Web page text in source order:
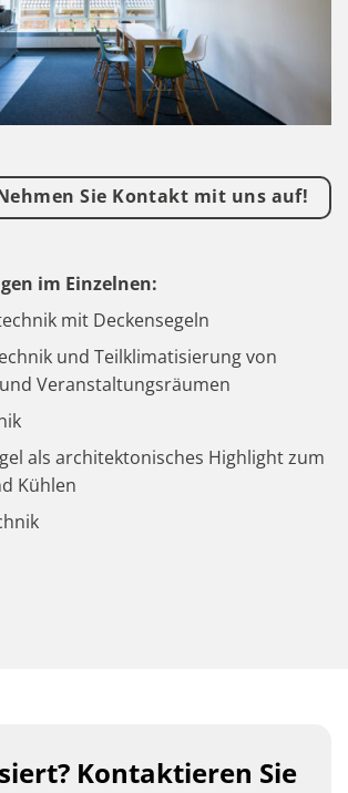
Sie Kontakt mit uns auf!
im Einzelnen:
mit Deckensegeln
und Teilklimatisierung von
Veranstaltungsräumen
als architektonisches Highlight zum
Kühlen
Kontaktieren Sie